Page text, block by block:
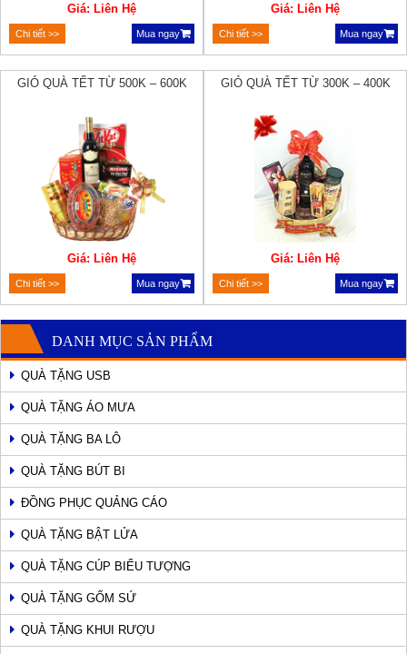
Giá: Liên Hệ
Chi tiết >> Mua ngay
Giá: Liên Hệ
Chi tiết >> Mua ngay
GIỎ QUÀ TẾT TỪ 500K – 600K
Giá: Liên Hệ
Chi tiết >> Mua ngay
GIỎ QUÀ TẾT TỪ 300K – 400K
Giá: Liên Hệ
Chi tiết >> Mua ngay
DANH MỤC SẢN PHẨM
QUÀ TẶNG USB
QUÀ TẶNG ÁO MƯA
QUÀ TẶNG BA LÔ
QUÀ TẶNG BÚT BI
ĐỒNG PHỤC QUẢNG CÁO
QUÀ TẶNG BẬT LỬA
QUÀ TẶNG CÚP BIỂU TƯỢNG
QUÀ TẶNG GỐM SỨ
QUÀ TẶNG KHUI RƯỢU